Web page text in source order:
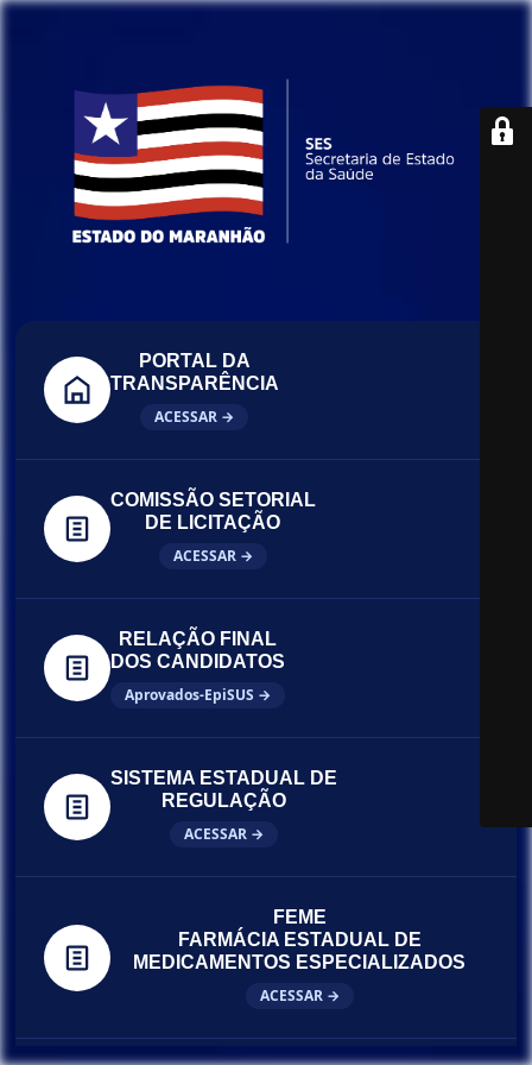
PORTAL DA
TRANSPARÊNCIA
ACESSAR →
COMISSÃO SETORIAL
DE LICITAÇÃO
ACESSAR →
RELAÇÃO FINAL
DOS CANDIDATOS
Aprovados-EpiSUS →
SISTEMA ESTADUAL DE
REGULAÇÃO
ACESSAR →
FEME
FARMÁCIA ESTADUAL DE
MEDICAMENTOS ESPECIALIZADOS
ACESSAR →